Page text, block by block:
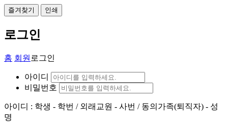
즐겨찾기 인쇄
로그인
홈 회원 로그인
아이디
비밀번호
아이디 : 학생 - 학번 / 외래교원 - 사번 / 동의가족(퇴직자) - 성
명